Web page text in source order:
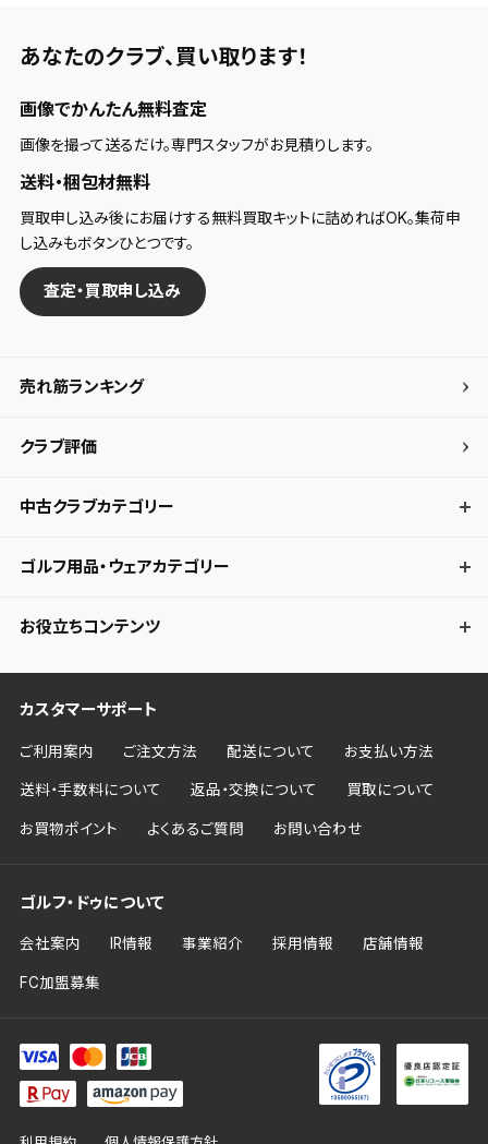
あなたのクラブ、 買い取ります！
画像でかんたん無料査定
画像を撮って送るだけ。専門スタッフがお見積りします。
送料・梱包材無料
買取申し込み後にお届けする無料買取キットに詰めればOK。集荷申
し込みもボタンひとつです。
査定・買取申し込み
売れ筋ランキング
クラブ評価
中古クラブカテゴリー
ゴルフ用品・ウェアカテゴリー
お役立ちコンテンツ
カスタマーサポート
ご利用案内 ご注文方法 配送について お支払い方法
送料・手数料について 返品・交換について 買取について
お買物ポイント よくあるご質問 お問い合わせ
ゴルフ・ドゥについて
会社案内 IR情報 事業紹介 採用情報 店舗情報
FC加盟募集